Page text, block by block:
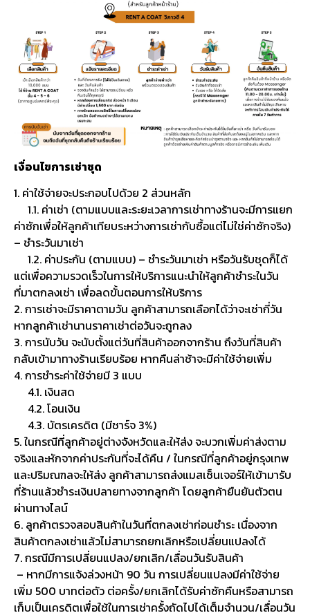
เงื่อนไขการเช่าชุด
1. ค่าใช้จ่ายจะประกอบไปด้วย 2 ส่วนหลัก
1.1. ค่าเช่า (ตามแบบและระยะเวลาการเช่าทางร้านจะมีการแยก
ค่าซักเพื่อให้ลูกค้าเทียบระหว่างการเช่ากับซื้อแต่ไม่ใช่ค่าซักจริง)
– ชำระวันมาเช่า
1.2. ค่าประกัน (ตามแบบ) – ชำระวันมาเช่า หรือวันรับชุดก็ได้
แต่เพื่อความรวดเร็วในการให้บริการแนะนำให้ลูกค้าชำระในวัน
ที่มาตกลงเช่า เพื่อลดขั้นตอนการให้บริการ
2. การเช่าจะมีราคาตามวัน ลูกค้าสามารถเลือกได้ว่าจะเช่ากี่วัน
หากลูกค้าเช่านานราคาเช่าต่อวันจะถูกลง
3. การนับวัน จะนับตั้งแต่วันที่สินค้าออกจากร้าน ถึงวันที่สินค้า
กลับเข้ามาทางร้านเรียบร้อย หากคืนล่าช้าจะมีค่าใช้จ่ายเพิ่ม
4. การชำระค่าใช้จ่ายมี 3 แบบ
4.1. เงินสด
4.2. โอนเงิน
4.3. บัตรเครดิต (มีชาร์จ 3%)
5. ในกรณีที่ลูกค้าอยู่ต่างจังหวัดและให้ส่ง จะบวกเพิ่มค่าส่งตาม
จริงและหักจากค่าประกันที่จะได้คืน / ในกรณีที่ลูกค้าอยู่กรุงเทพ
และปริมณฑลจะให้ส่ง ลูกค้าสามารถส่งแมสเซ็นเจอร์ให้เข้ามารับ
ที่ร้านแล้วชำระเงินปลายทางจากลูกค้า โดยลูกค้ายืนยันตัวตน
ผ่านทางไลน์
6. ลูกค้าตรวจสอบสินค้าในวันที่ตกลงเช่าก่อนชำระ เนื่องจาก
สินค้าตกลงเช่าแล้วไม่สามารถยกเลิกหรือเปลี่ยนแปลงได้
7. กรณีมีการเปลี่ยนแปลง/ยกเลิก/เลื่อนวันรับสินค้า
– หากมีการแจ้งล่วงหน้า 90 วัน การเปลี่ยนแปลงมีค่าใช้จ่าย
เพิ่ม 500 บาทต่อตัว ต่อครั้ง/ยกเลิกได้รับค่าซักคืนหรือสามารถ
เก็บเป็นเครดิตเพื่อใช้ในการเช่าครั้งถัดไปได้เต็มจำนวน/เลื่อนวัน